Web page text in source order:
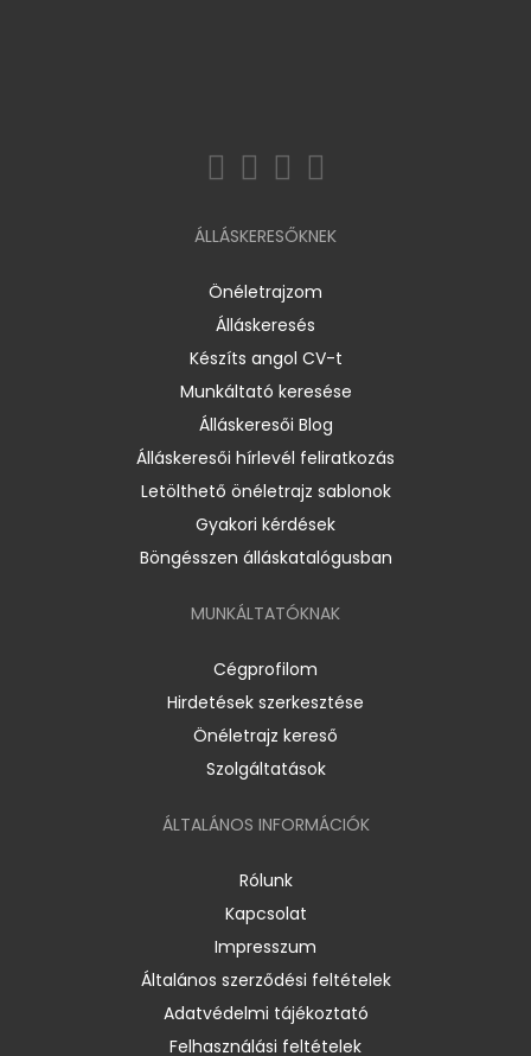
ÁLLÁSKERESŐKNEK
Önéletrajzom
Álláskeresés
Készíts angol CV-t
Munkáltató keresése
Álláskeresői Blog
Álláskeresői hírlevél feliratkozás
Letölthető önéletrajz sablonok
Gyakori kérdések
Böngésszen álláskatalógusban
MUNKÁLTATÓKNAK
Cégprofilom
Hirdetések szerkesztése
Önéletrajz kereső
Szolgáltatások
ÁLTALÁNOS INFORMÁCIÓK
Rólunk
Kapcsolat
Impresszum
Általános szerződési feltételek
Adatvédelmi tájékoztató
Felhasználási feltételek